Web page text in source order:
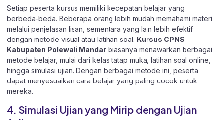
Setiap peserta kursus memiliki kecepatan belajar yang
berbeda-beda. Beberapa orang lebih mudah memahami materi
melalui penjelasan lisan, sementara yang lain lebih efektif
dengan metode visual atau latihan soal. Kursus CPNS
Kabupaten Polewali Mandar biasanya menawarkan berbagai
metode belajar, mulai dari kelas tatap muka, latihan soal online,
hingga simulasi ujian. Dengan berbagai metode ini, peserta
dapat menyesuaikan cara belajar yang paling cocok untuk
mereka.
4. Simulasi Ujian yang Mirip dengan Ujian